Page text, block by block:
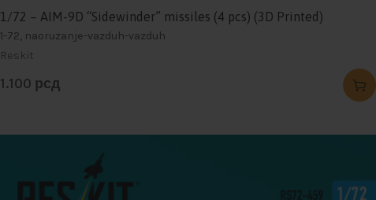
1/72 – AIM-9D “Sidewinder” missiles (4 pcs) (3D Printed)
1-72, naoruzanje-vazduh-vazduh
Reskit
1.100 рсд